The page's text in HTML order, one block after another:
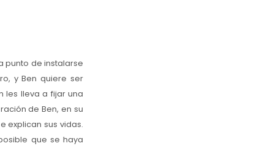
punto de instalarse
y Ben quiere ser
les lleva a fijar una
de Ben, en su
explican sus vidas.
que se haya